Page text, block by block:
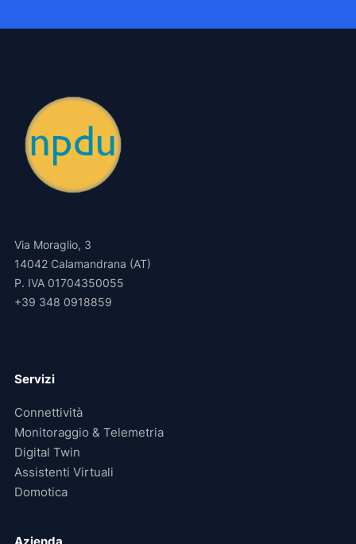
Via Moraglio, 3
14042 Calamandrana (AT)
P. IVA 01704350055
+39 348 0918859
Servizi
Connettività
Monitoraggio & Telemetria
Digital Twin
Assistenti Virtuali
Domotica